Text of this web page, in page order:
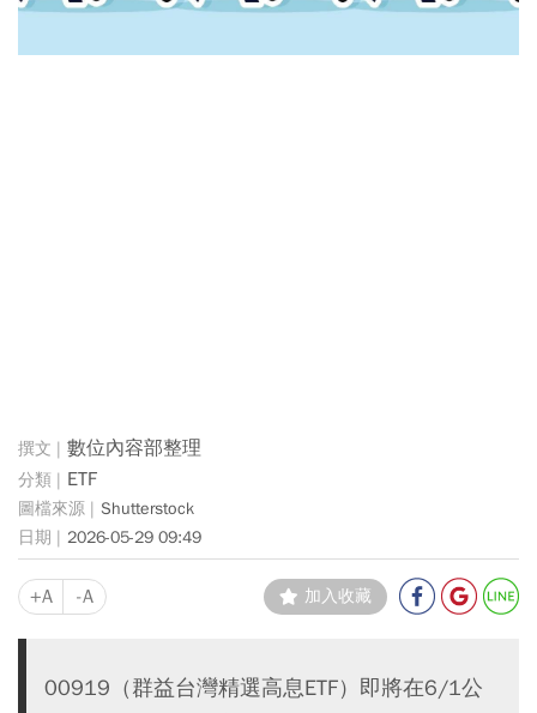
數位內容部整理
ETF
Shutterstock
2026-05-29 09:49
+A -A 加入收藏
00919（群益台灣精選高息ETF）即將在6/1公